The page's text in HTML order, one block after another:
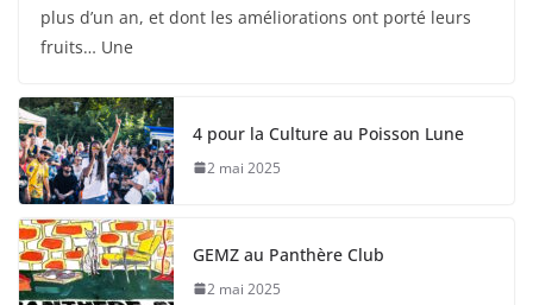
plus d’un an, et dont les améliorations ont porté leurs
fruits… Une
4 pour la Culture au Poisson Lune
2 mai 2025
GEMZ au Panthère Club
2 mai 2025